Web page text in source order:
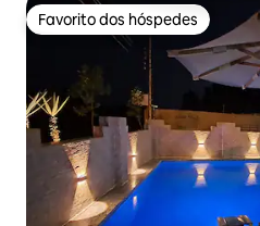
Favorito dos hóspedes
Favorito dos hóspedes